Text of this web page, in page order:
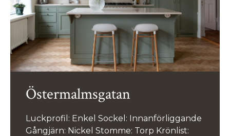
Östermalmsgatan
Luckprofil: Enkel Sockel: Innanförliggande
Gångjärn: Nickel Stomme: Torp Krönlist: